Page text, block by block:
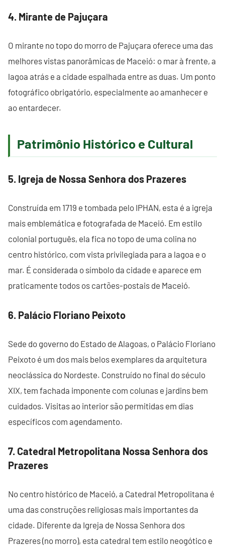
4. Mirante de Pajuçara
O mirante no topo do morro de Pajuçara oferece uma das
melhores vistas panorâmicas de Maceió: o mar à frente, a
lagoa atrás e a cidade espalhada entre as duas. Um ponto
fotográfico obrigatório, especialmente ao amanhecer e
ao entardecer.
Patrimônio Histórico e Cultural
5. Igreja de Nossa Senhora dos Prazeres
Construída em 1719 e tombada pelo IPHAN, esta é a igreja
mais emblemática e fotografada de Maceió. Em estilo
colonial português, ela fica no topo de uma colina no
centro histórico, com vista privilegiada para a lagoa e o
mar. É considerada o símbolo da cidade e aparece em
praticamente todos os cartões-postais de Maceió.
6. Palácio Floriano Peixoto
Sede do governo do Estado de Alagoas, o Palácio Floriano
Peixoto é um dos mais belos exemplares da arquitetura
neoclássica do Nordeste. Construído no final do século
XIX, tem fachada imponente com colunas e jardins bem
cuidados. Visitas ao interior são permitidas em dias
específicos com agendamento.
7. Catedral Metropolitana Nossa Senhora dos
Prazeres
No centro histórico de Maceió, a Catedral Metropolitana é
uma das construções religiosas mais importantes da
cidade. Diferente da Igreja de Nossa Senhora dos
Prazeres (no morro), esta catedral tem estilo neogótico e